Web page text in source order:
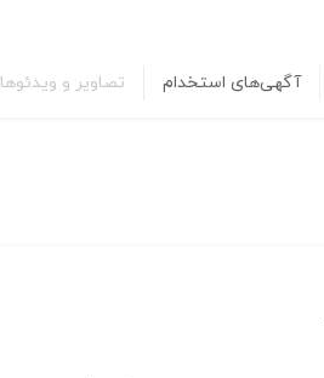
آگهی‌های استخدام تصاویر و ویدئوها